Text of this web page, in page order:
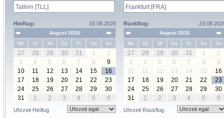
Hinflug: 16.08.2026
August 2026
Mo
Di Mi Do Fr Sa So
27 28 29 30 31 1
2
3
4 5 6 7 8
9
10
11 12 13 14 15
16
17
18 19 20 21 22
23
24
25 26 27 28 29
30
31
1 2 3 4 5 6
Uhrzeit Hinflug
Rückflug:
August 2026
Mo
Di Mi Do Fr Sa So
27 28 29 30 31 1
2
3
4 5 6 7 8
9
10
11 12 13 14 15
16
17
18 19 20 21 22
23
24
25 26 27 28 29
30
31
1 2 3 4 5 6
Uhrzeit Rückflug